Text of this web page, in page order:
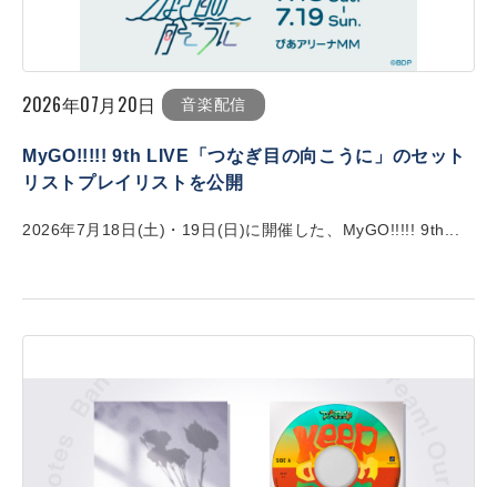
2026年07月20日 音楽配信
MyGO!!!!! 9th LIVE「つなぎ目の向こうに」のセット
リストプレイリストを公開
2026年7月18日(土)・19日(日)に開催した、MyGO!!!!! 9th...